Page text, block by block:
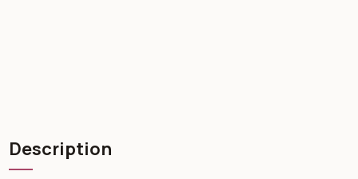
Description